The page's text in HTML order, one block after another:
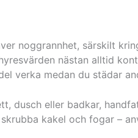
noggrannhet, särskilt
nästan alltid
verka medan du städar
dusch eller badkar,
kakel och fogar –